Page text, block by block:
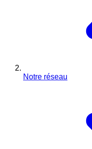
Notre réseau